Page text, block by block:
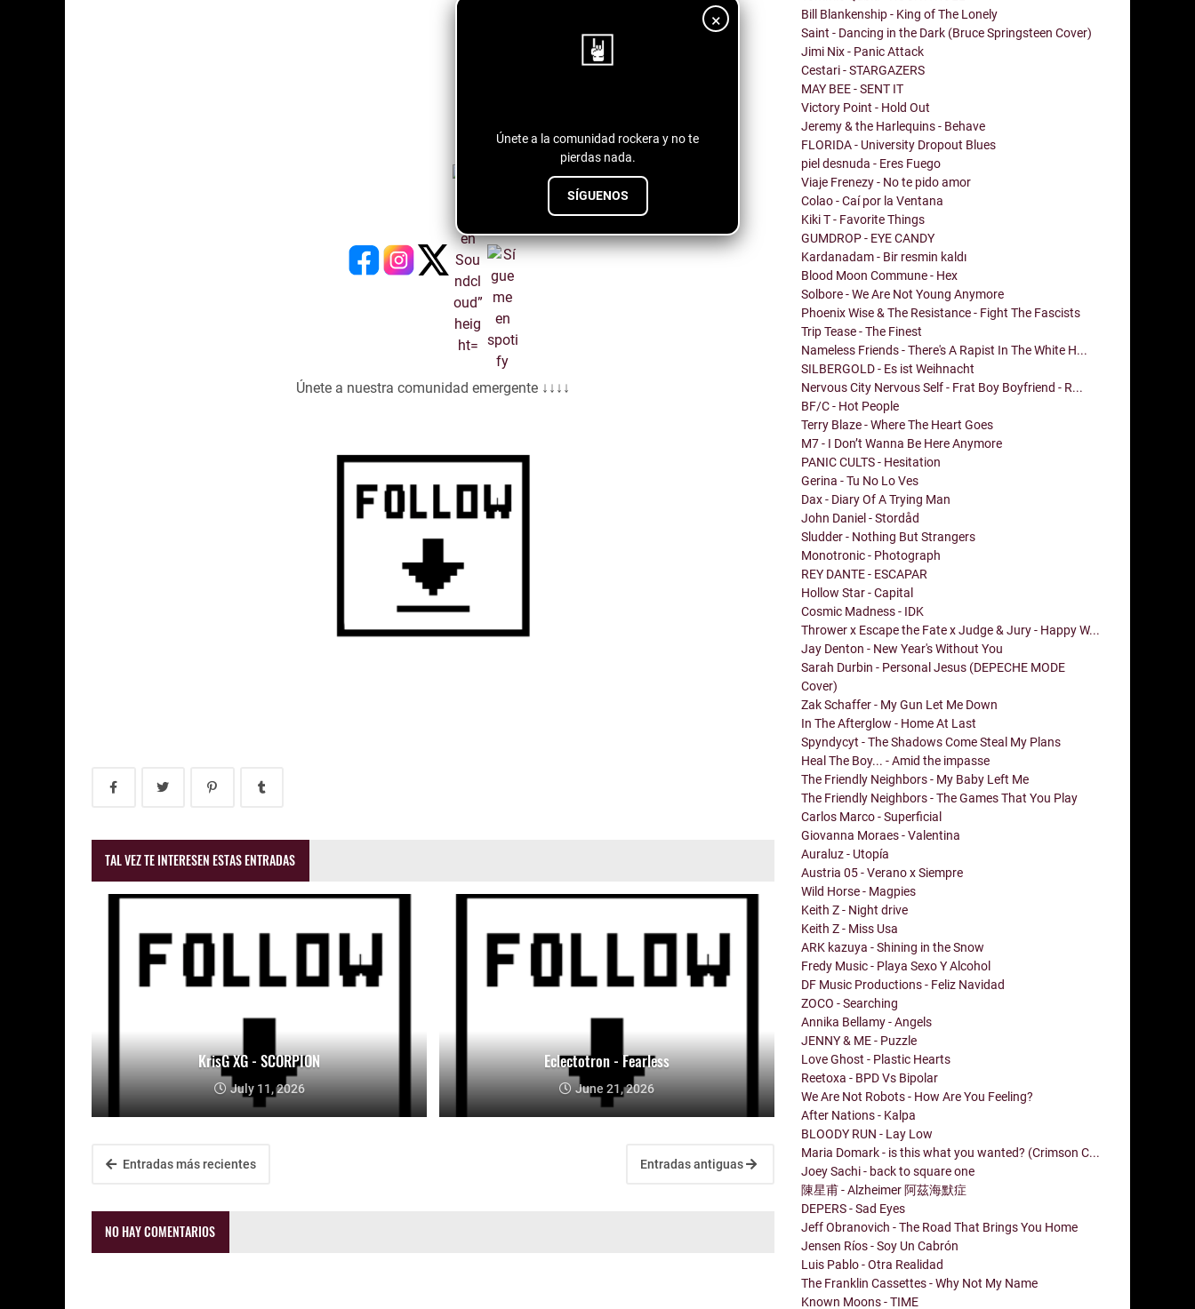
×
Únete a la comunidad rockera y no te
pierdas nada.
SÍGUENOS
Únete a nuestra comunidad emergente ↓↓↓↓
TAL VEZ TE INTERESEN ESTAS ENTRADAS
KrisG XG - SCORPION
July 11, 2026
Eclectotron - Fearless
June 21, 2026
Entradas más recientes Entradas antiguas
NO HAY COMENTARIOS
Bill Blankenship - King of The Lonely
Saint - Dancing in the Dark (Bruce Springsteen Cover)
Jimi Nix - Panic Attack
Cestari - STARGAZERS
MAY BEE - SENT IT
Victory Point - Hold Out
Jeremy & the Harlequins - Behave
FLORIDA - University Dropout Blues
piel desnuda - Eres Fuego
Viaje Frenezy - No te pido amor
Colao - Caí por la Ventana
Kiki T - Favorite Things
GUMDROP - EYE CANDY
Kardanadam - Bir resmin kaldı
Blood Moon Commune - Hex
Solbore - We Are Not Young Anymore
Phoenix Wise & The Resistance - Fight The Fascists
Trip Tease - The Finest
Nameless Friends - There's A Rapist In The White H...
SILBERGOLD - Es ist Weihnacht
Nervous City Nervous Self - Frat Boy Boyfriend - R...
BF/C - Hot People
Terry Blaze - Where The Heart Goes
M7 - I Don’t Wanna Be Here Anymore
PANIC CULTS - Hesitation
Gerina - Tu No Lo Ves
Dax - Diary Of A Trying Man
John Daniel - Stordåd
Sludder - Nothing But Strangers
Monotronic - Photograph
REY DANTE - ESCAPAR
Hollow Star - Capital
Cosmic Madness - IDK
Thrower x Escape the Fate x Judge & Jury - Happy W...
Jay Denton - New Year's Without You
Sarah Durbin - Personal Jesus (DEPECHE MODE
Cover)
Zak Schaffer - My Gun Let Me Down
In The Afterglow - Home At Last
Spyndycyt - The Shadows Come Steal My Plans
Heal The Boy... - Amid the impasse
The Friendly Neighbors - My Baby Left Me
The Friendly Neighbors - The Games That You Play
Carlos Marco - Superficial
Giovanna Moraes - Valentina
Auraluz - Utopía
Austria 05 - Verano x Siempre
Wild Horse - Magpies
Keith Z - Night drive
Keith Z - Miss Usa
ARK kazuya - Shining in the Snow
Fredy Music - Playa Sexo Y Alcohol
DF Music Productions - Feliz Navidad
ZOCO - Searching
Annika Bellamy - Angels
JENNY & ME - Puzzle
Love Ghost - Plastic Hearts
Reetoxa - BPD Vs Bipolar
We Are Not Robots - How Are You Feeling?
After Nations - Kalpa
BLOODY RUN - Lay Low
Maria Domark - is this what you wanted? (Crimson C...
Joey Sachi - back to square one
陳星甫 - Alzheimer 阿茲海默症
DEPERS - Sad Eyes
Jeff Obranovich - The Road That Brings You Home
Jensen Ríos - Soy Un Cabrón
Luis Pablo - Otra Realidad
The Franklin Cassettes - Why Not My Name
Known Moons - TIME